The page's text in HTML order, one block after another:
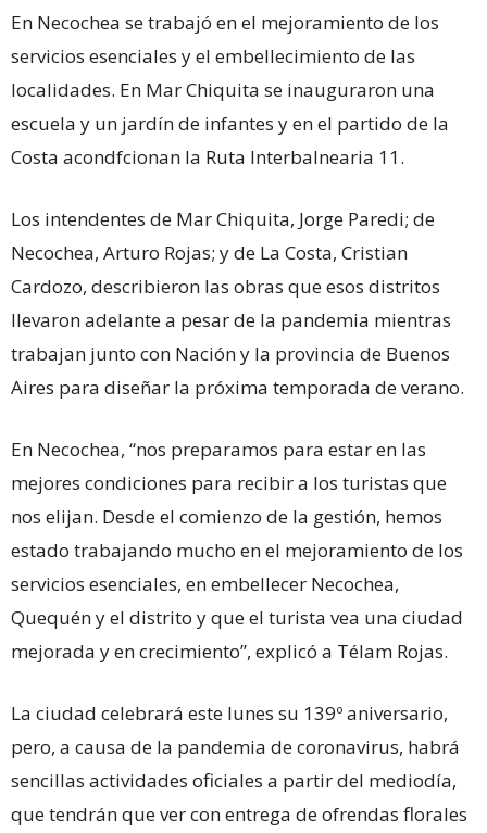
En Necochea se trabajó en el mejoramiento de los
servicios esenciales y el embellecimiento de las
localidades. En Mar Chiquita se inauguraron una
escuela y un jardín de infantes y en el partido de la
Costa acondfcionan la Ruta Interbalnearia 11.
Los intendentes de Mar Chiquita, Jorge Paredi; de
Necochea, Arturo Rojas; y de La Costa, Cristian
Cardozo, describieron las obras que esos distritos
llevaron adelante a pesar de la pandemia mientras
trabajan junto con Nación y la provincia de Buenos
Aires para diseñar la próxima temporada de verano.
En Necochea, “nos preparamos para estar en las
mejores condiciones para recibir a los turistas que
nos elijan. Desde el comienzo de la gestión, hemos
estado trabajando mucho en el mejoramiento de los
servicios esenciales, en embellecer Necochea,
Quequén y el distrito y que el turista vea una ciudad
mejorada y en crecimiento”, explicó a Télam Rojas.
La ciudad celebrará este lunes su 139º aniversario,
pero, a causa de la pandemia de coronavirus, habrá
sencillas actividades oficiales a partir del mediodía,
que tendrán que ver con entrega de ofrendas florales